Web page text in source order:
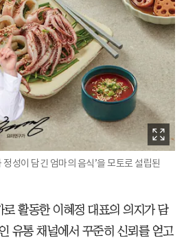
성이 담긴 엄마의 음식’을 모토로 설립된
로 활동한 이혜정 대표의 의지가 담
유통 채널에서 꾸준히 신뢰를 얻고